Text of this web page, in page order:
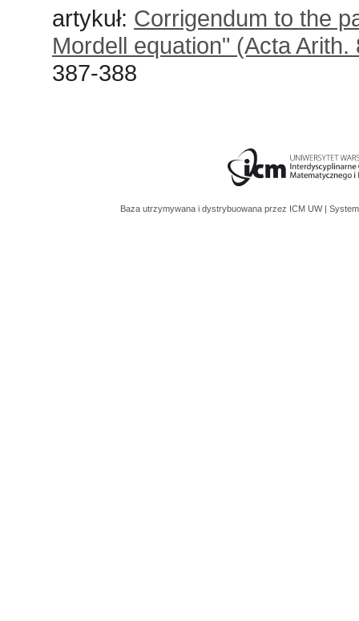
artykuł: Corrigendum to the
Mordell equation" (Acta
387-388
Baza utrzymywana i dystrybuowana przez ICM UW |